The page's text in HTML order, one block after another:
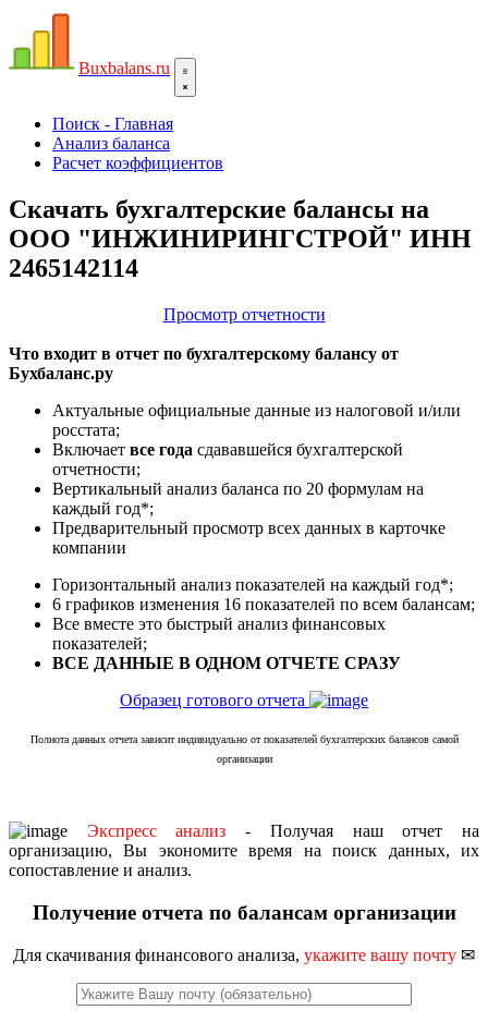
Buxbalans.ru
Поиск - Главная
Анализ баланса
Расчет коэффициентов
Скачать бухгалтерские балансы на
ООО "ИНЖИНИРИНГСТРОЙ" ИНН
2465142114
Просмотр отчетности
Что входит в отчет по бухгалтерскому балансу от
Бухбаланс.ру
Актуальные официальные данные из налоговой и/или
росстата;
Включает все года сдававшейся бухгалтерской
отчетности;
Вертикальный анализ баланса по 20 формулам на
каждый год*;
Предварительный просмотр всех данных в карточке
компании
Горизонтальный анализ показателей на каждый год*;
6 графиков изменения 16 показателей по всем балансам;
Все вместе это быстрый анализ финансовых
показателей;
ВСЕ ДАННЫЕ В ОДНОМ ОТЧЕТЕ СРАЗУ
Образец готового отчета
Полнота данных отчета зависит индивидуально от показателей бухгалтерских балансов самой
организации
Экспресс анализ - Получая наш отчет на
организацию, Вы экономите время на поиск данных, их
сопоставление и анализ.
Получение отчета по балансам организации
Для скачивания финансового анализа, укажите вашу почту ✉